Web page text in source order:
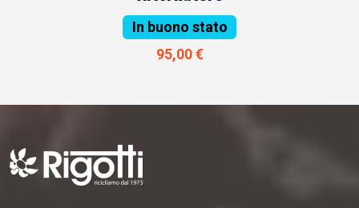
In buono stato
95,00 €